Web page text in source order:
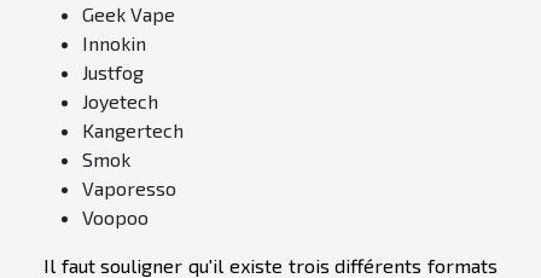
Geek Vape
Innokin
Justfog
Joyetech
Kangertech
Smok
Vaporesso
Voopoo
Il faut souligner qu'il existe trois différents formats